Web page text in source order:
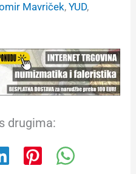
Mavriček, YUD
drugima: